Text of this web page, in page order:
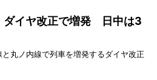
ダイヤ改正で増発 日中は3
丸ノ内線で列車を増発するダイヤ改正